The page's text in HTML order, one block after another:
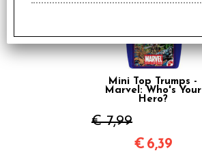
Mini Top Trumps -
Marvel: Who's Your
Hero?
€ 7,99
€ 6,39